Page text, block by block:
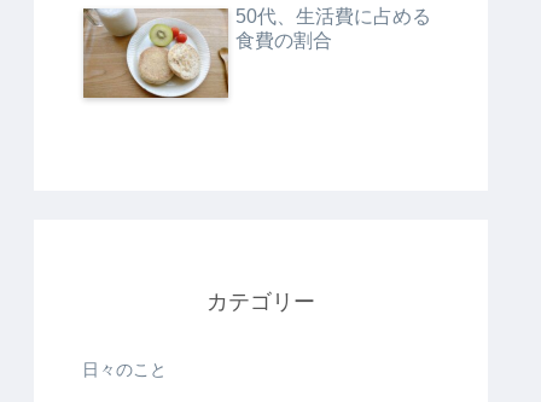
50代、生活費に占める
食費の割合
カテゴリー
日々のこと